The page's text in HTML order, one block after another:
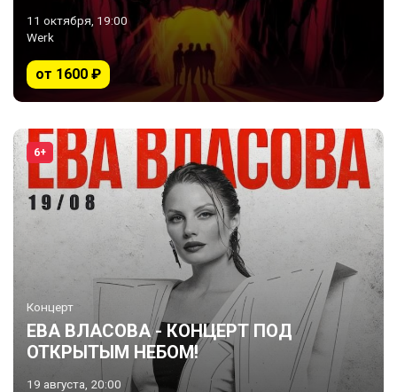
11 октября, 19:00
Werk
от 1600 ₽
6+
Концерт
ЕВА ВЛАСОВА - КОНЦЕРТ ПОД
ОТКРЫТЫМ НЕБОМ!
19 августа, 20:00